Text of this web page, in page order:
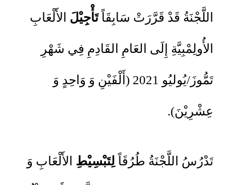
اللَّجْنَةُ قَدْ قَرَّرَتْ سَابِقَاًتَأْجِيْلَ الأَلْعَابِ
الأُولِمْبِيَّةِ إِلَى العَامِ القَادِمِ فِي شَهْرِ
تَمُّوزَ/يُوليُو 2021 (أَلْفَيْنِ وَ وَاحِدٍ وَ
عِشْرِيْنَ).
تَدْرُسُ اللَّجْنَةُ طُرُقَاً لِتَبْسِيْطِ الأَلْعَابِ وَ